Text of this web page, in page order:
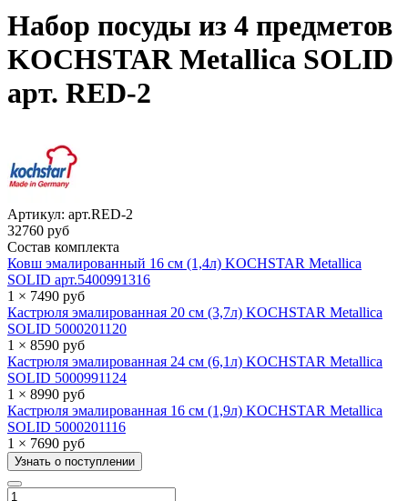
Набор посуды из 4 предметов
KOCHSTAR Metallica SOLID
арт. RED-2
Артикул: арт.RED-2
32760 руб
Состав комплекта
Ковш эмалированный 16 см (1,4л) KOCHSTAR Metallica
SOLID арт.5400991316
1 × 7490 руб
Кастрюля эмалированная 20 см (3,7л) KOCHSTAR Metallica
SOLID 5000201120
1 × 8590 руб
Кастрюля эмалированная 24 см (6,1л) KOCHSTAR Metallica
SOLID 5000991124
1 × 8990 руб
Кастрюля эмалированная 16 см (1,9л) KOCHSTAR Metallica
SOLID 5000201116
1 × 7690 руб
Узнать о поступлении